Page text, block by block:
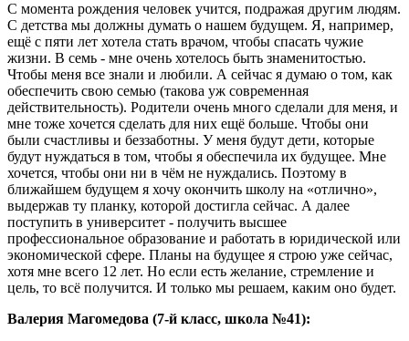
С момента рождения человек учится, подражая другим людям.
С детства мы должны думать о нашем будущем. Я, например,
ещё с пяти лет хотела стать врачом, чтобы спасать чужие
жизни. В семь - мне очень хотелось быть знаменитостью.
Чтобы меня все знали и любили. А сейчас я думаю о том, как
обеспечить свою семью (такова уж современная
действительность). Родители очень много сделали для меня, и
мне тоже хочется сделать для них ещё больше. Чтобы они
были счастливы и беззаботны. У меня будут дети, которые
будут нуждаться в том, чтобы я обеспечила их будущее. Мне
хочется, чтобы они ни в чём не нуждались. Поэтому в
ближайшем будущем я хочу окончить школу на «отлично»,
выдержав ту планку, которой достигла сейчас. А далее
поступить в университет - получить высшее
профессиональное образование и работать в юридической или
экономической сфере. Планы на будущее я строю уже сейчас,
хотя мне всего 12 лет. Но если есть желание, стремление и
цель, то всё получится. И только мы решаем, каким оно будет.
Валерия Магомедова (7-й класс, школа №41):